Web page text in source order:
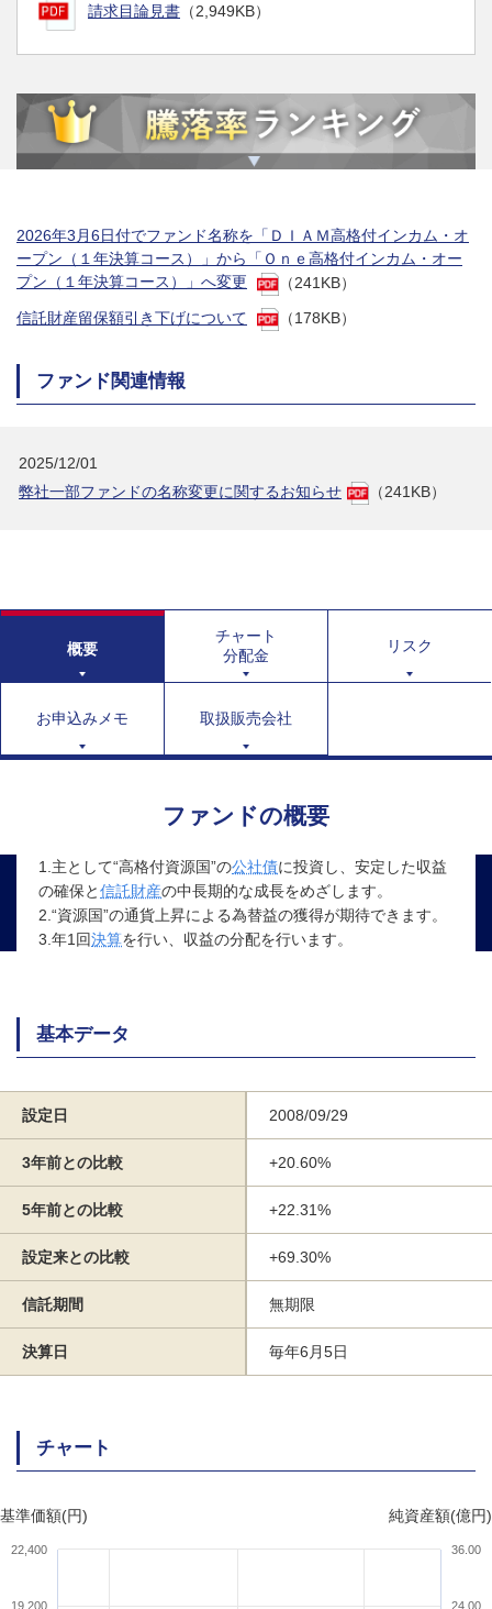
請求目論見書 （2,949KB）
2026年3月6日付でファンド名称を「ＤＩＡＭ高格付インカム・オ
ープン（１年決算コース）」から「Ｏｎｅ高格付インカム・オー
プン（１年決算コース）」へ変更
（241KB）
信託財産留保額引き下げについて
（178KB）
ファンド関連情報
2025/12/01
弊社一部ファンドの名称変更に関するお知らせ
（241KB）
概要
チャート
分配金
リスク
お申込みメモ 取扱販売会社
ファンドの概要
1.主として“高格付資源国”の公社債に投資し、安定した収益
の確保と信託財産の中長期的な成長をめざします。
2.“資源国”の通貨上昇による為替益の獲得が期待できます。
3.年1回決算を行い、収益の分配を行います。
基本データ
設定日 2008/09/29
3年前との比較 +20.60%
5年前との比較 +22.31%
設定来との比較 +69.30%
信託期間 無期限
決算日 毎年6月5日
チャート
基準価額(円) 純資産額(億円)
19,200
22,400
24.00
36.00